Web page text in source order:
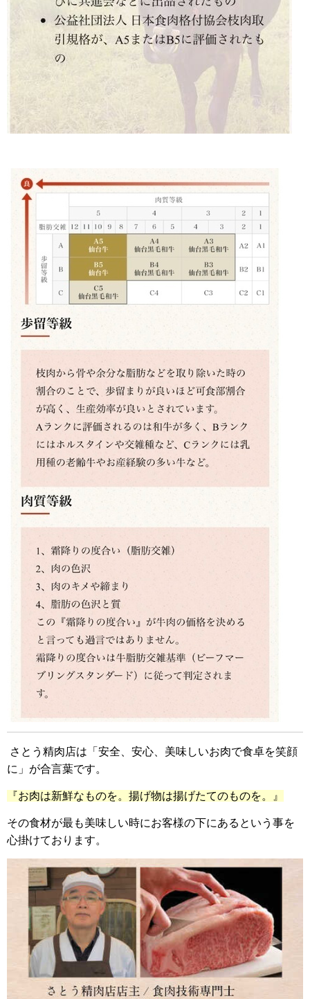
さとう精肉店は「安全、安心、美味しいお肉で食卓を笑顔
に」が合言葉です。
『お肉は新鮮なものを。揚げ物は揚げたてのものを。』
その食材が最も美味しい時にお客様の下にあるという事を
心掛けております。